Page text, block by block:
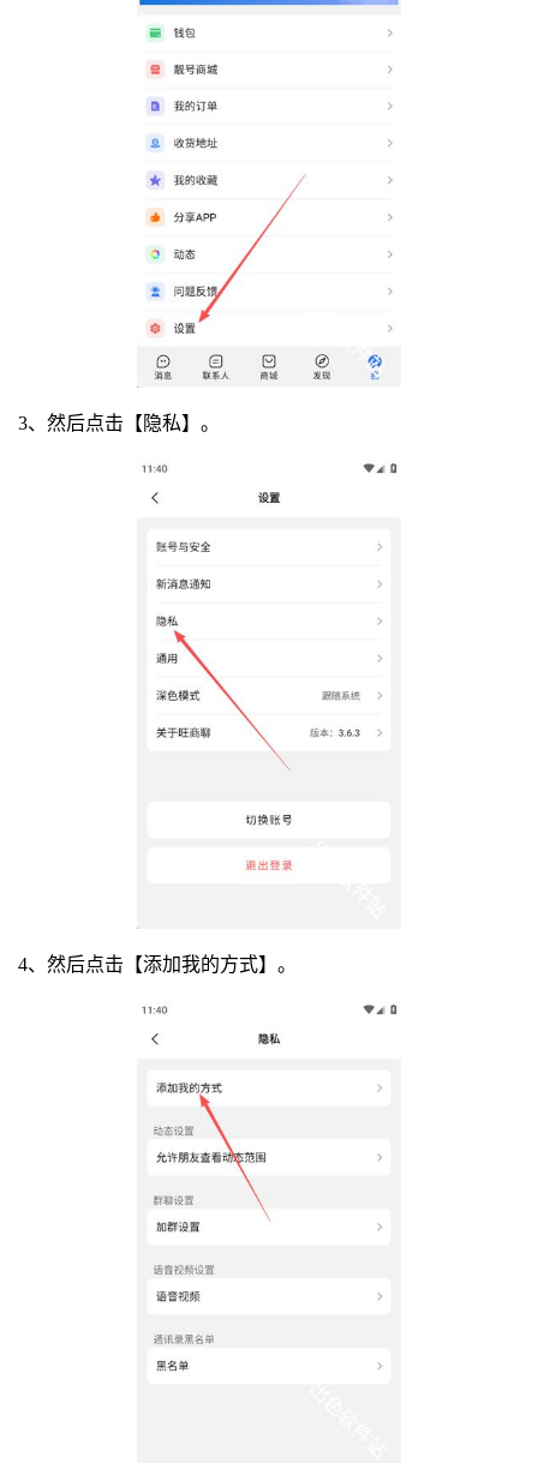
3、然后点击【隐私】。
4、然后点击【添加我的方式】。